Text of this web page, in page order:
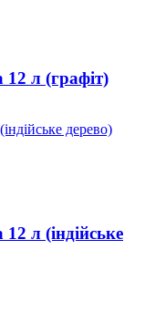
л (графіт)
л (індійське